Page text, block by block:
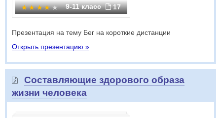
9-11 класс 17
Презентация на тему Бег на короткие дистанции
Открыть презентацию »
Составляющие здорового образа
жизни человека